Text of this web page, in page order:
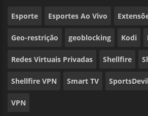
Esporte Esportes Ao Vivo
Geo-restrição geoblocking Kodi
Redes Virtuais Privadas Shellfire
Shellfire VPN Smart TV
VPN